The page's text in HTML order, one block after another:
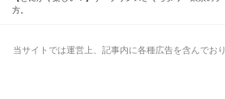
方。
当サイトでは運営上、記事内に各種広告を含んでおり